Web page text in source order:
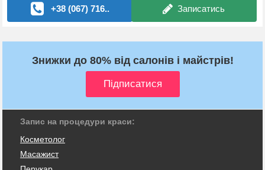
+38 (067) 716.. Записатись
Знижки до 80% від салонів і майстрів!
Запис на процедури краси:
Косметолог
Масажист